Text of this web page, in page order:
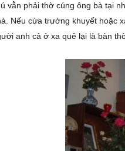
vẫn phải thờ cúng ông bà tại
Nếu cửa trưởng khuyết hoặc
anh cả ở xa quê lại là bàn